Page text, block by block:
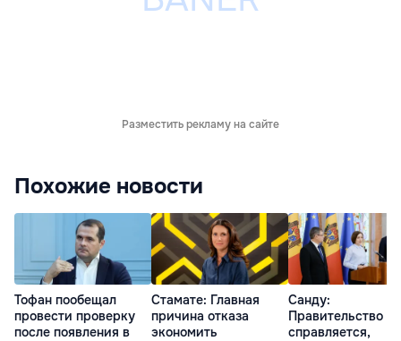
Разместить рекламу на сайте
Похожие новости
Тофан пообещал
провести проверку
после появления в
Стамате: Главная
причина отказа
экономить
Санду:
Правительство
справляется,